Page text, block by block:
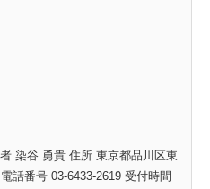
染谷 勇貴 住所 東京都品川区東
話番号 03-6433-2619 受付時間